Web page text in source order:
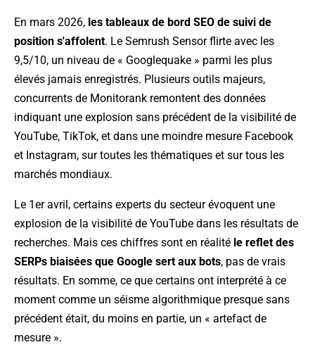
En mars 2026, les tableaux de bord SEO de suivi de
position s'affolent. Le Semrush Sensor flirte avec les
9,5/10, un niveau de « Googlequake » parmi les plus
élevés jamais enregistrés. Plusieurs outils majeurs,
concurrents de Monitorank remontent des données
indiquant une explosion sans précédent de la visibilité de
YouTube, TikTok, et dans une moindre mesure Facebook
et Instagram, sur toutes les thématiques et sur tous les
marchés mondiaux.
Le 1er avril, certains experts du secteur évoquent une
explosion de la visibilité de YouTube dans les résultats de
recherches. Mais ces chiffres sont en réalité le reflet des
SERPs biaisées que Google sert aux bots, pas de vrais
résultats. En somme, ce que certains ont interprété à ce
moment comme un séisme algorithmique presque sans
précédent était, du moins en partie, un « artefact de
mesure ».